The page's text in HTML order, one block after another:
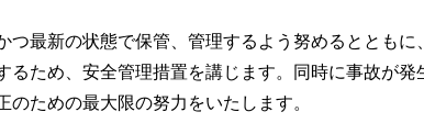
つ最新の状態で保管、管理するよう努めるととも
るため、安全管理措置を講じます。同時に事故が
のための最大限の努力をいたします。